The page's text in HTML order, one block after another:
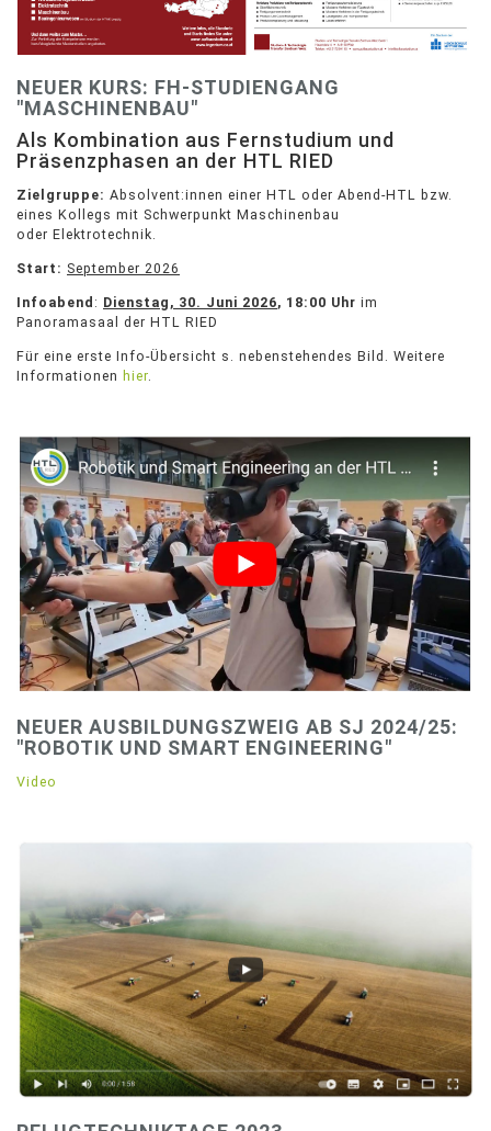
NEUER KURS: FH-STUDIENGANG
"MASCHINENBAU"
Als Kombination aus Fernstudium und
Präsenzphasen an der HTL RIED
Zielgruppe: Absolvent:innen einer HTL oder Abend-HTL bzw.
eines Kollegs mit Schwerpunkt Maschinenbau
oder Elektrotechnik.
Start: September 2026
Infoabend : Dienstag, 30. Juni 2026, 18:00 Uhr im
Panoramasaal der HTL RIED
Für eine erste Info-Übersicht s. nebenstehendes Bild. Weitere
Informationen hier
NEUER AUSBILDUNGSZWEIG AB SJ 2024/25:
"ROBOTIK UND SMART ENGINEERING"
Video